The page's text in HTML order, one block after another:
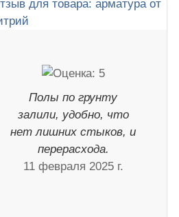
Полы по грунту
залили, удобно, что
нет лишних стыков, и
перерасхода.
11 февраля 2025 г.